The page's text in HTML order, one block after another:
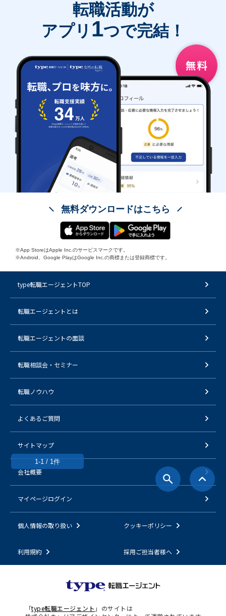
1-1 / 1件
転職活動が
アプリ 1つで完結！
無料ダウンロードはこちら
※App StoreはApple Inc.のサービスマークです。
※Android、Google PlayはGoogle Inc.の商標または登録商標です。
type転職エージェントTOP
転職エージェントとは
転職エージェントの面談
転職相談会・セミナー
転職ノウハウ
よくあるご質問
サイトマップ
会社概要
マイページログイン
個人情報の取り扱い クッキーポリシー
利用規約 採用ご担当者様へ
「type転職エージェント 」のサイトは